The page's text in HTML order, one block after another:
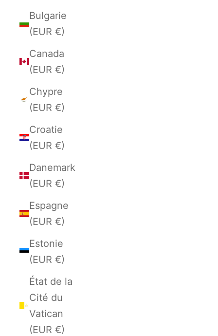
Bulgarie
(EUR €)
Canada
(EUR €)
Chypre
(EUR €)
Croatie
(EUR €)
Danemark
(EUR €)
Espagne
(EUR €)
Estonie
(EUR €)
État de la
Cité du
Vatican
(EUR €)